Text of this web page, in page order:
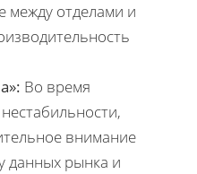
между отделами и
Во время
внимание
данных рынка и